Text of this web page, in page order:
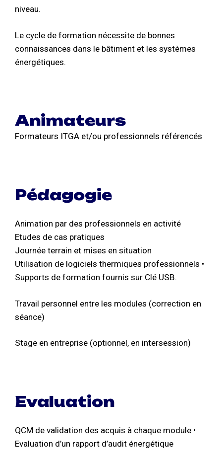
niveau.
Le cycle de formation nécessite de bonnes
connaissances dans le bâtiment et les systèmes
énergétiques.
Animateurs
Formateurs ITGA et/ou professionnels référencés
Pédagogie
Animation par des professionnels en activité
Etudes de cas pratiques
Journée terrain et mises en situation
Utilisation de logiciels thermiques professionnels •
Supports de formation fournis sur Clé USB.
Travail personnel entre les modules (correction en
séance)
Stage en entreprise (optionnel, en intersession)
Evaluation
QCM de validation des acquis à chaque module •
Evaluation d’un rapport d’audit énergétique